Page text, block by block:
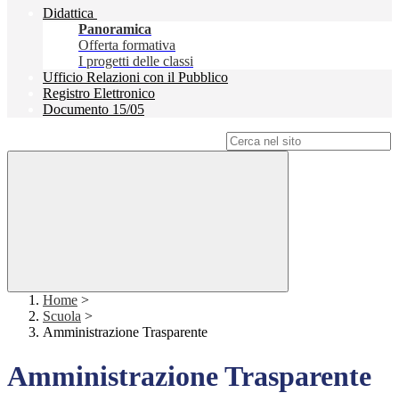
Didattica
Panoramica
Offerta formativa
I progetti delle classi
Ufficio Relazioni con il Pubblico
Registro Elettronico
Documento 15/05
Home >
Scuola >
Amministrazione Trasparente
Amministrazione Trasparente